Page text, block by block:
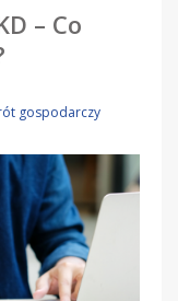
– Co
gospodarczy